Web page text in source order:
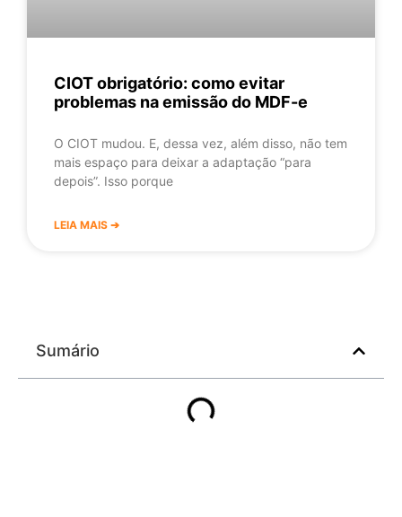
CIOT obrigatório: como evitar
problemas na emissão do MDF-e
O CIOT mudou. E, dessa vez, além disso, não tem
mais espaço para deixar a adaptação “para
depois”. Isso porque
LEIA MAIS ➔
Sumário